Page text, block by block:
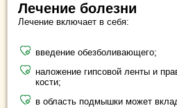
Лечение болезни
Лечение включает в себя:
введение обезболивающего;
наложение гипсовой ленты и
кости;
в область подмышки может